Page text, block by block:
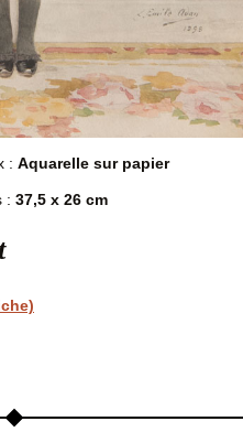
: Aquarelle sur papier
: 37,5 x 26 cm